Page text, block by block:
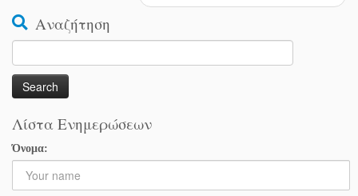
Αναζήτηση
for:
Λίστα Ενημερώσεων
Όνομα: